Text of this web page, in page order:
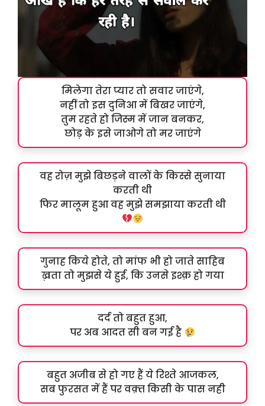
मिलेगा तेरा प्यार तो सवार जाएंगे,
नहीं तो इस दुनिआ में बिखर जाएंगे,
तुम रहते हो जिस्म में जान बनकर,
छोड़ के इसे जाओगे तो मर जाएंगे
वह रोज़ मुझे बिछड़ने वालों के किस्से सुनाया
करती थी
फिर मालूम हुआ वह मुझे समझाया करती थी
गुनाह किये होते, तो मांफ भी हो जाते साहिब
ख़ता तो मुझसे ये हुई, कि उनसे इश्क़ हो गया
दर्द तो बहुत हुआ,
पर अब आदत सी बन गई है
बहुत अजीब से हो गए हैं ये रिश्ते आजकल,
सब फुरसत में हैं पर वक़्त किसी के पास नही